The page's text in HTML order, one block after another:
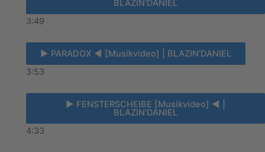
BLAZIN'DANIEL
3:49
► PARADOX ◄ [Musikvideo] | BLAZIN'DANIEL
3:53
► FENSTERSCHEIBE [Musikvideo] ◄ |
BLAZIN'DANIEL
4:33